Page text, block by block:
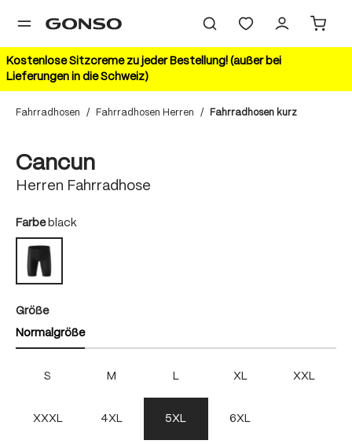
springen
Kostenlose Sitzcreme zu jeder Bestellung! (außer bei
Lieferungen in die Schweiz)
Fahrradhosen / Fahrradhosen Herren / Fahrradhosen kurz
Cancun
Herren Fahrradhose
Farbeauswählen
black
black
Größeauswählen
Normalgröße
S M L XL XXL
XXXL 4XL 5XL 6XL